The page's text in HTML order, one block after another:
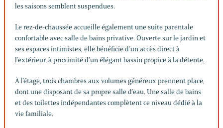
les saisons semblent suspendues.
Le rez-de-chaussée accueille également une suite parentale
confortable avec salle de bains privative. Ouverte sur le jardin et
ses espaces intimistes, elle bénéficie d’un accès direct à
l’extérieur, à proximité d’un élégant bassin propice à la détente.
À l’étage, trois chambres aux volumes généreux prennent place,
dont une disposant de sa propre salle d’eau. Une salle de bains
et des toilettes indépendantes complètent ce niveau dédié à la
vie familiale.